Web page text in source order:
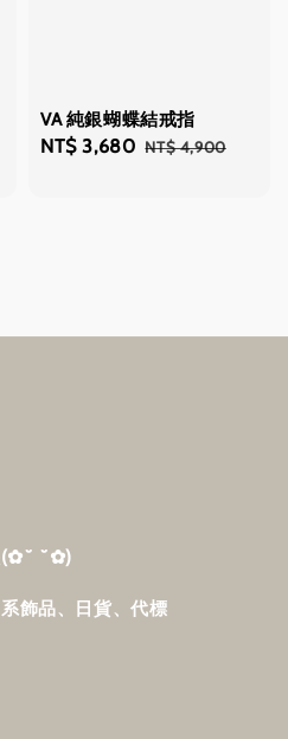
VA 純銀蝴蝶結戒指
Sale
NT$ 3,680 Regular
NT$ 4,900
‎(✿˘ ˘✿)
飾品、日貨、代標